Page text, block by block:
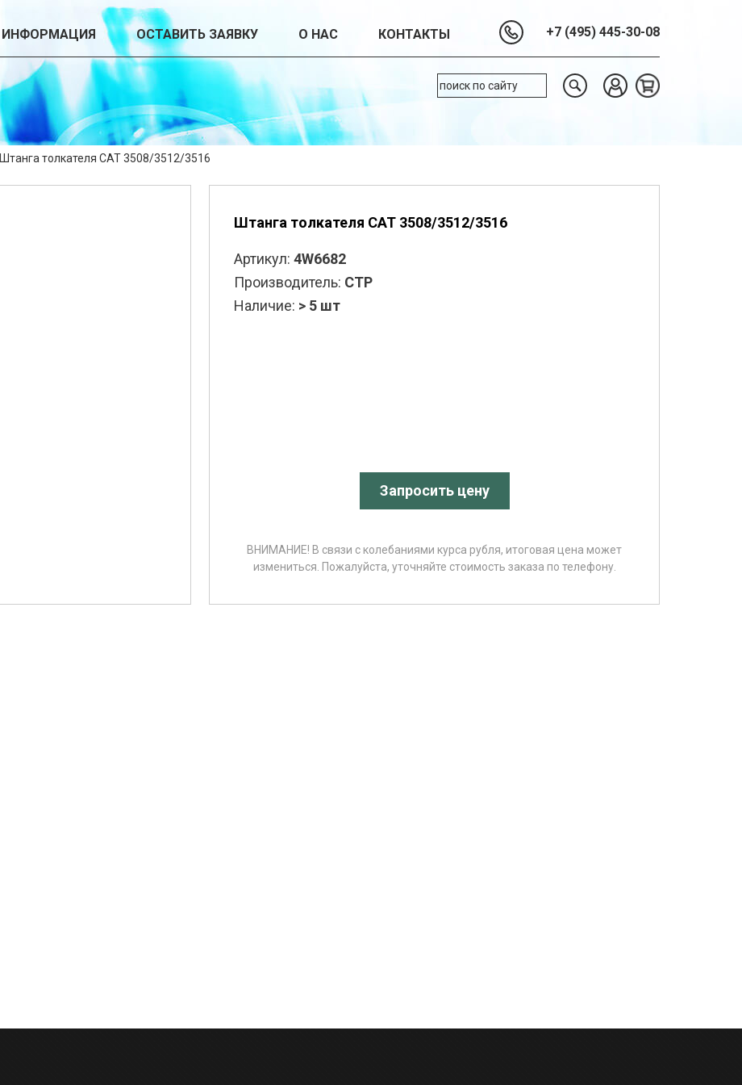
ИНФОРМАЦИЯ ОСТАВИТЬ ЗАЯВКУ О НАС КОНТАКТЫ +7 (495) 445-30-08
Штанга толкателя CAT 3508/3512/3516
Штанга толкателя CAT 3508/3512/3516
Артикул: 4W6682
Производитель: CTP
Наличие: > 5 шт
Запросить цену
ВНИМАНИЕ! В связи с колебаниями курса рубля, итоговая цена может
измениться. Пожалуйста, уточняйте стоимость заказа по телефону.